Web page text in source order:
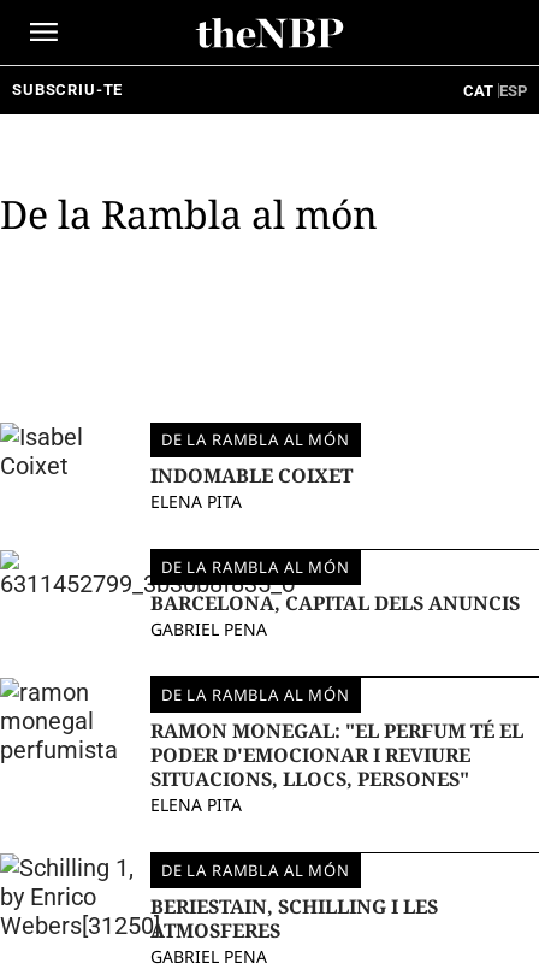
SUBSCRIU-TE CAT ESP
De la Rambla al món
DE LA RAMBLA AL MÓN
INDOMABLE COIXET
ELENA PITA
DE LA RAMBLA AL MÓN
BARCELONA, CAPITAL DELS ANUNCIS
GABRIEL PENA
DE LA RAMBLA AL MÓN
RAMON MONEGAL: "EL PERFUM TÉ EL
PODER D'EMOCIONAR I REVIURE
SITUACIONS, LLOCS, PERSONES"
ELENA PITA
DE LA RAMBLA AL MÓN
BERIESTAIN, SCHILLING I LES
ATMOSFERES
GABRIEL PENA